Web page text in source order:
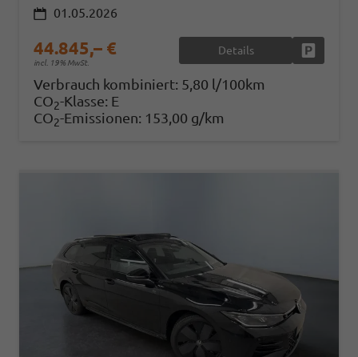
01.05.2026
44.845,– €
incl. 19% MwSt.
Details
Verbrauch kombiniert: 5,80 l/100km
CO2-Klasse: E
CO2-Emissionen: 153,00 g/km